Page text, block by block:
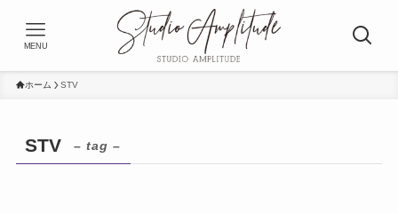
MENU
ホーム STV
STV – tag –